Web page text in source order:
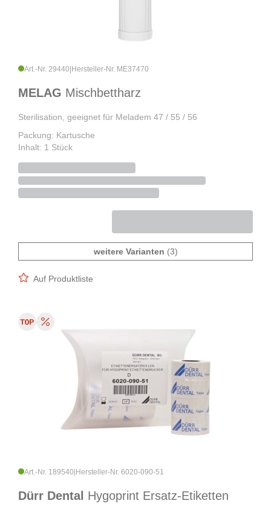
Art.-Nr. 29440 Hersteller-Nr. ME37470
MELAG Mischbettharz
Sterilisation, geeignet für Meladem 47 / 55 / 56
Packung: Kartusche
Inhalt: 1 Stück
weitere Varianten (3)
Auf Produktliste
Art.-Nr. 189540 Hersteller-Nr. 6020-090-51
Dürr Dental Hygoprint Ersatz-Etiketten